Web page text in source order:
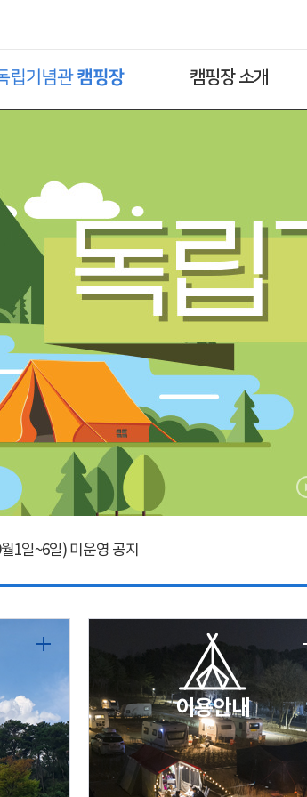
캠핑장 소개
1일~6일) 미운영 공지
스템 점검 및 안정화에 따른 서비스 이용 제한 안내
월 캠핑장 안점 점검의 날 변경 안내
월1일~6일) 미운영 공지
이용안내